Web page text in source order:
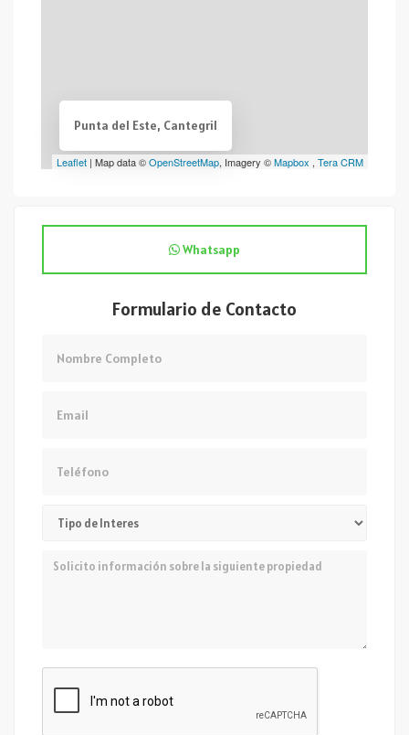
Leaflet | Map data ©OpenStreetMap, Imagery ©Mapbox , Tera CRM
Punta del Este, Cantegril
Whatsapp
Formulario de Contacto
Mensaje